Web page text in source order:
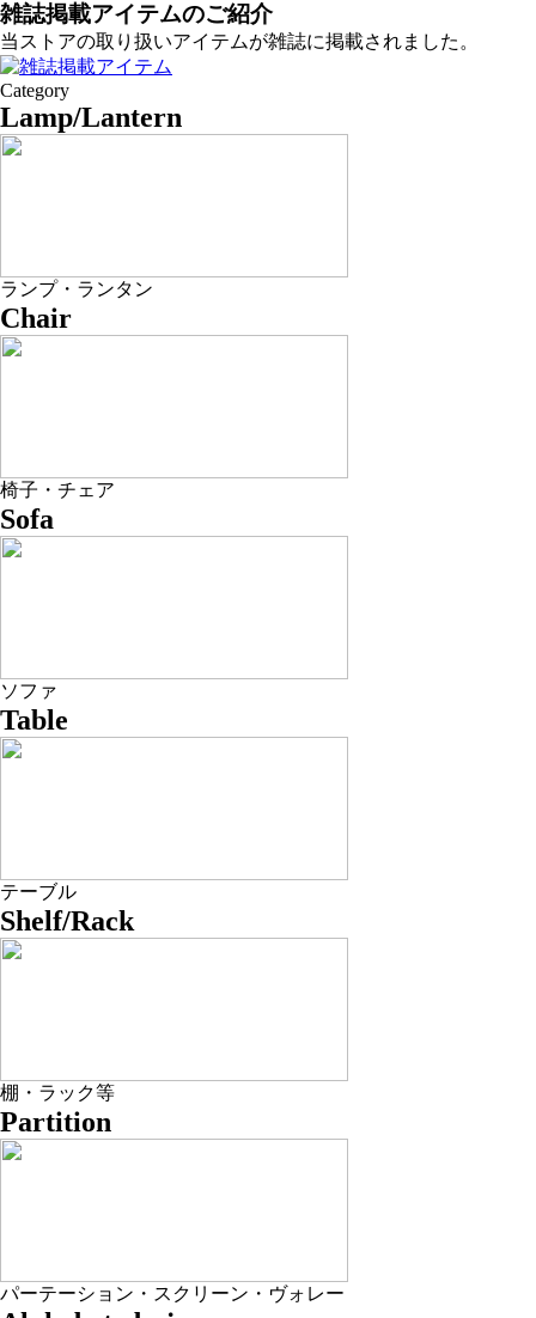
雑誌掲載アイテムのご紹介
当ストアの取り扱いアイテムが雑誌に掲載されました。
Category
Lamp/Lantern
ランプ・ランタン
Chair
椅子・チェア
Sofa
ソファ
Table
テーブル
Shelf/Rack
棚・ラック等
Partition
パーテーション・スクリーン・ヴォレー